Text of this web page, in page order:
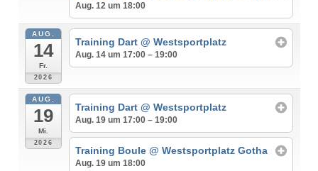
Aug. 12 um 18:00
AUG.
14
Fr.
2026
Training Dart @ Westsportplatz
Aug. 14 um 17:00 – 19:00
AUG.
19
Mi.
2026
Training Dart @ Westsportplatz
Aug. 19 um 17:00 – 19:00
Training Boule @ Westsportplatz Gotha
Aug. 19 um 18:00